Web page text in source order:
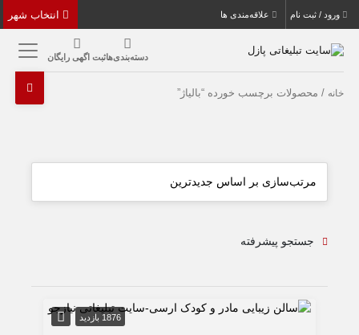
ورود / ثبت نام علاقه‌مندی ها
دسته‌بندی‌هاثبت اگهی رایگان
خانه / محصولات برچسب خورده “بالیاژ”
جستجو پیشرفته
1876 بازدید